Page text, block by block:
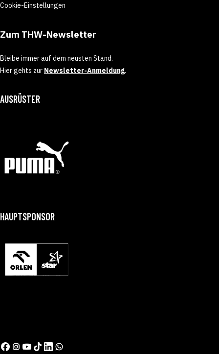
Cookie-Einstellungen
Zum THW-Newsletter
Bleibe immer auf dem neusten Stand.
Hier gehts zur Newsletter-Anmeldung.
AUSRÜSTER
HAUPTSPONSOR